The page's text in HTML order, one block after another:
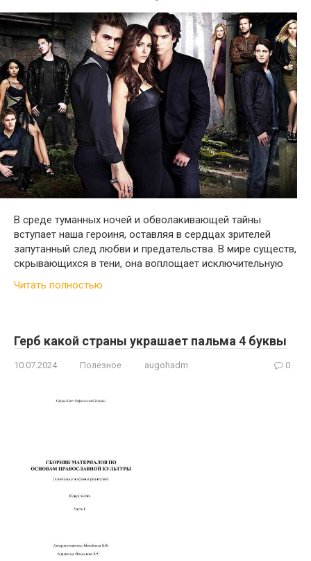
В среде туманных ночей и обволакивающей тайны
вступает наша героиня, оставляя в сердцах зрителей
запутанный след любви и предательства. В мире существ,
скрывающихся в тени, она воплощает исключительную
Читать полностью
Герб какой страны украшает пальма 4 буквы
10.07.2024 Полезное augohadm 0